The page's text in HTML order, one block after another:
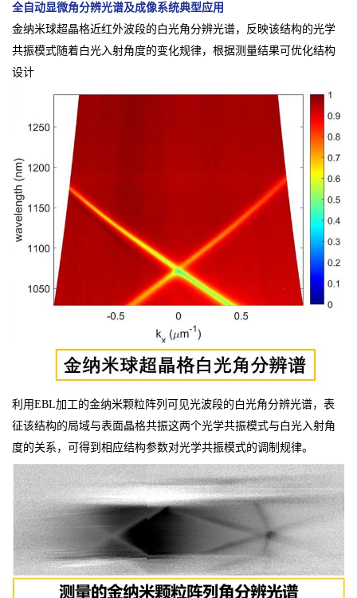
全自动显微角分辨光谱及成像系统典型应用
金纳米球超晶格近红外波段的白光角分辨光谱，反映该结构的光学
共振模式随着白光入射角度的变化规律，根据测量结果可优化结构
设计
利用EBL加工的金纳米颗粒阵列可见光波段的白光角分辨光谱，表
征该结构的局域与表面晶格共振这两个光学共振模式与白光入射角
度的关系，可得到相应结构参数对光学共振模式的调制规律。